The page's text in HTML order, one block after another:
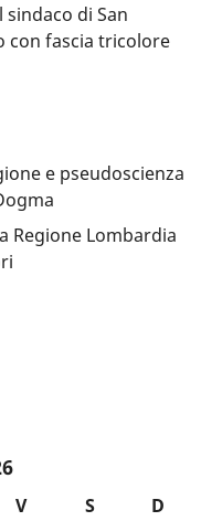
di San
con fascia tricolore
e pseudoscienza
Regione Lombardia
V S
D